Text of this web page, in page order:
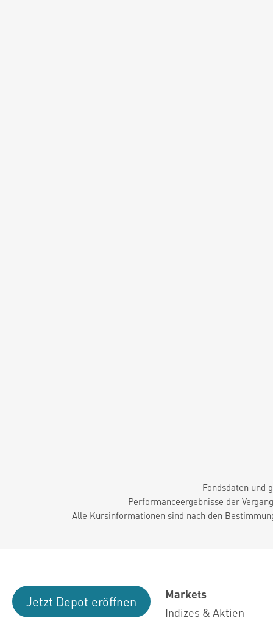
Fondsdaten und
Performanceergebnisse der
Alle Kursinformationen sind nach den
Jetzt Depot eröffnen
Markets
Indizes & Aktien